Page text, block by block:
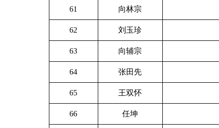
61 向林宗
62 刘玉珍
63 向辅宗
64 张田先
65 王双怀
66 任坤